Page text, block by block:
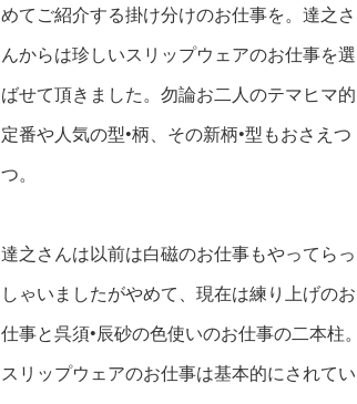
めてご紹介する掛け分けのお仕事を。達之さ
んからは珍しいスリップウェアのお仕事を選
ばせて頂きました。勿論お二人のテマヒマ的
定番や人気の型•柄、その新柄•型もおさえつ
つ。
達之さんは以前は白磁のお仕事もやってらっ
しゃいましたがやめて、現在は練り上げのお
仕事と呉須•辰砂の色使いのお仕事の二本柱。
スリップウェアのお仕事は基本的にされてい